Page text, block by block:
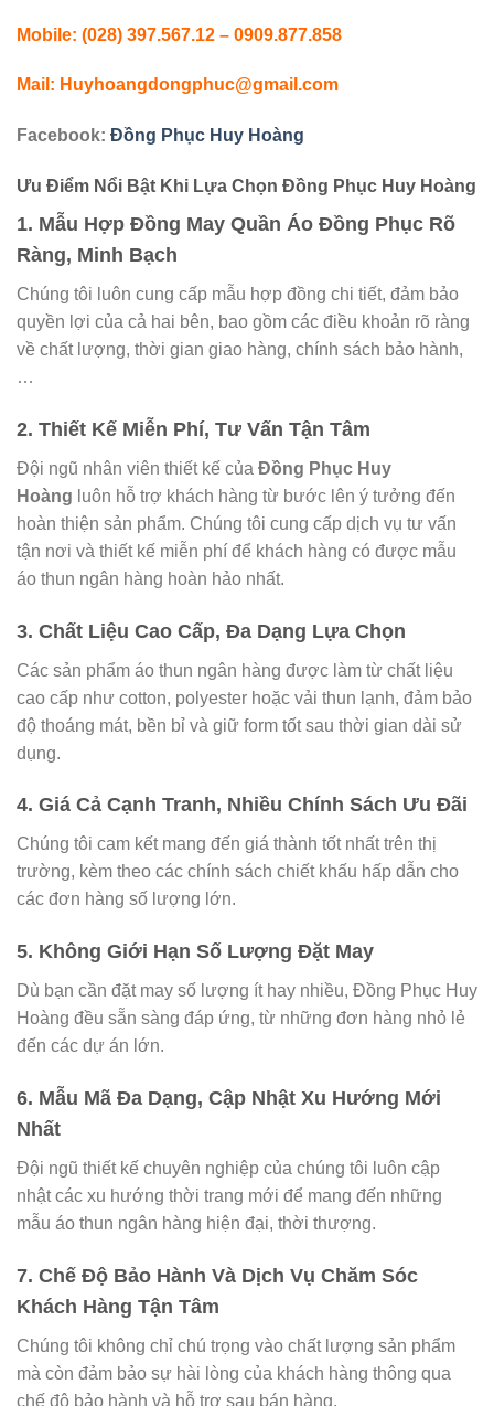
Mobile: (028) 397.567.12 – 0909.877.858
Mail: Huyhoangdongphuc@gmail.com
Facebook: Đồng Phục Huy Hoàng
Ưu Điểm Nổi Bật Khi Lựa Chọn Đồng Phục Huy Hoàng
1. Mẫu Hợp Đồng May Quần Áo Đồng Phục Rõ
Ràng, Minh Bạch
Chúng tôi luôn cung cấp mẫu hợp đồng chi tiết, đảm bảo
quyền lợi của cả hai bên, bao gồm các điều khoản rõ ràng
về chất lượng, thời gian giao hàng, chính sách bảo hành,
…
2. Thiết Kế Miễn Phí, Tư Vấn Tận Tâm
Đội ngũ nhân viên thiết kế của Đồng Phục Huy
Hoàng luôn hỗ trợ khách hàng từ bước lên ý tưởng đến
hoàn thiện sản phẩm. Chúng tôi cung cấp dịch vụ tư vấn
tận nơi và thiết kế miễn phí để khách hàng có được mẫu
áo thun ngân hàng hoàn hảo nhất.
3. Chất Liệu Cao Cấp, Đa Dạng Lựa Chọn
Các sản phẩm áo thun ngân hàng được làm từ chất liệu
cao cấp như cotton, polyester hoặc vải thun lạnh, đảm bảo
độ thoáng mát, bền bỉ và giữ form tốt sau thời gian dài sử
dụng.
4. Giá Cả Cạnh Tranh, Nhiều Chính Sách Ưu Đãi
Chúng tôi cam kết mang đến giá thành tốt nhất trên thị
trường, kèm theo các chính sách chiết khấu hấp dẫn cho
các đơn hàng số lượng lớn.
5. Không Giới Hạn Số Lượng Đặt May
Dù bạn cần đặt may số lượng ít hay nhiều, Đồng Phục Huy
Hoàng đều sẵn sàng đáp ứng, từ những đơn hàng nhỏ lẻ
đến các dự án lớn.
6. Mẫu Mã Đa Dạng, Cập Nhật Xu Hướng Mới
Nhất
Đội ngũ thiết kế chuyên nghiệp của chúng tôi luôn cập
nhật các xu hướng thời trang mới để mang đến những
mẫu áo thun ngân hàng hiện đại, thời thượng.
7. Chế Độ Bảo Hành Và Dịch Vụ Chăm Sóc
Khách Hàng Tận Tâm
Chúng tôi không chỉ chú trọng vào chất lượng sản phẩm
mà còn đảm bảo sự hài lòng của khách hàng thông qua
chế độ bảo hành và hỗ trợ sau bán hàng.